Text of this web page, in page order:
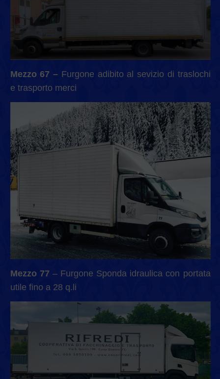
Mezzo 67 – Furgone adibito al sevizio di traslochi
e trasporto merci
Mezzo 77 – Furgone Sponda idraulica con portata
utile fino a 28 q.li